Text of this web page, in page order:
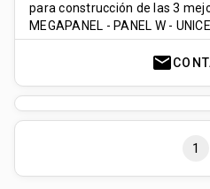
para construcción de las 3
MEGAPANEL - PANEL W -
mail
1